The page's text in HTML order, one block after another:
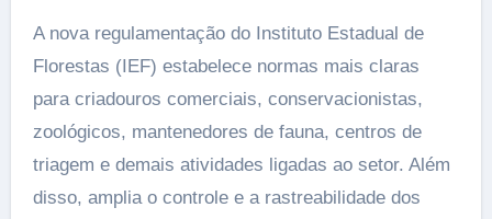
A nova regulamentação do Instituto Estadual de
Florestas (IEF) estabelece normas mais claras
para criadouros comerciais, conservacionistas,
zoológicos, mantenedores de fauna, centros de
triagem e demais atividades ligadas ao setor. Além
disso, amplia o controle e a rastreabilidade dos